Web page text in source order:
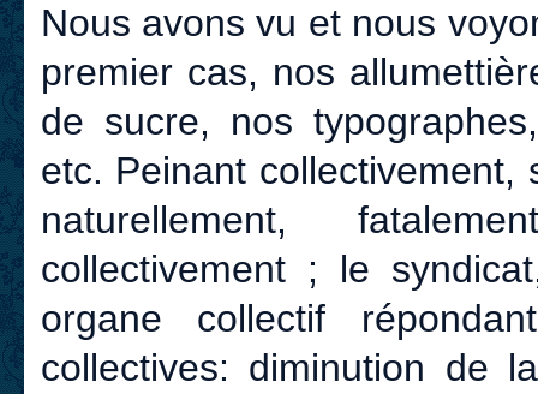
Nous avons vu et nous
premier cas, nos
de sucre, nos
etc. Peinant collectivement,
naturellement,
collectivement ; le
organe collectif
collectives: diminution de